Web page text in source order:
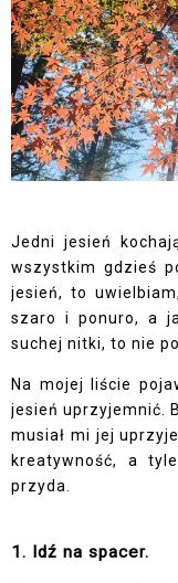
Jedni jesień
wszystkim gdzieś
jesień, to
szaro i ponuro, a
suchej nitki, to nie
Na mojej liście
jesień uprzyjemnić.
musiał mi jej
kreatywność, a
przyda.
1. Idź na spacer.